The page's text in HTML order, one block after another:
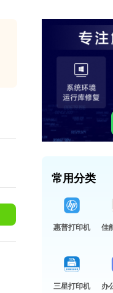
常用分类
惠普打印机 佳
三星打印机 办